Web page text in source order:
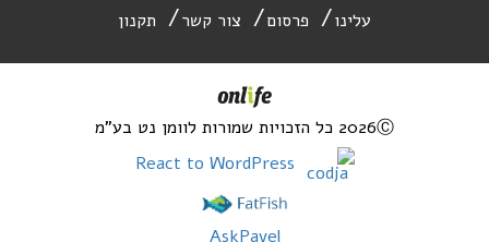
עלינו פרסום צור קשר תקנון
2026Ⓒ כל הזכויות שמורות לוומן נט בע"מ
AskPavel